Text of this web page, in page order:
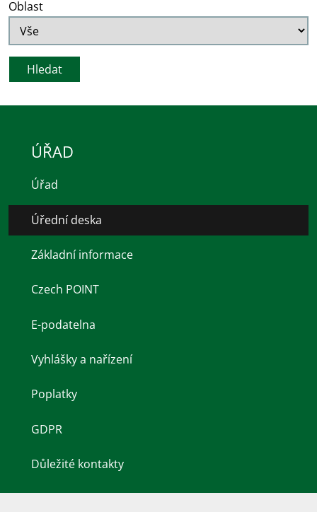
Oblast
ÚŘAD
Úřad
Úřední deska
Základní informace
Czech POINT
E-podatelna
Vyhlášky a nařízení
Poplatky
GDPR
Důležité kontakty